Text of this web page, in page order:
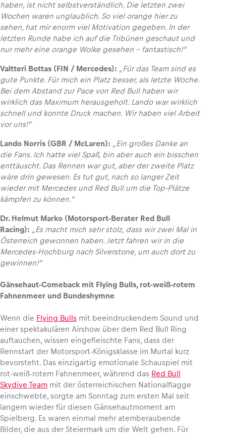
haben, ist nicht selbstverständlich. Die letzten zwei
Wochen waren unglaublich. So viel orange hier zu
sehen, hat mir enorm viel Motivation gegeben. In der
letzten Runde habe ich auf die Tribünen geschaut und
nur mehr eine orange Wolke gesehen – fantastisch!“
Valtteri Bottas (FIN / Mercedes): „Für das Team sind es
gute Punkte. Für mich ein Platz besser, als letzte Woche.
Bei dem Abstand zur Pace von Red Bull haben wir
wirklich das Maximum herausgeholt. Lando war wirklich
schnell und konnte Druck machen. Wir haben viel Arbeit
vor uns!“
Lando Norris (GBR / McLaren): „Ein großes Danke an
die Fans. Ich hatte viel Spaß, bin aber auch ein bisschen
enttäuscht. Das Rennen war gut, aber der zweite Platz
wäre drin gewesen. Es tut gut, nach so langer Zeit
wieder mit Mercedes und Red Bull um die Top-Plätze
kämpfen zu können.“
Dr. Helmut Marko (Motorsport-Berater Red Bull
Racing): „Es macht mich sehr stolz, dass wir zwei Mal in
Österreich gewonnen haben. Jetzt fahren wir in die
Mercedes-Hochburg nach Silverstone, um auch dort zu
gewinnen!“
Gänsehaut-Comeback mit Flying Bulls, rot-weiß-rotem
Fahnenmeer und Bundeshymne
Wenn die Flying Bulls mit beeindruckendem Sound und
einer spektakulären Airshow über dem Red Bull Ring
auftauchen, wissen eingefleischte Fans, dass der
Rennstart der Motorsport-Königsklasse im Murtal kurz
bevorsteht. Das einzigartig emotionale Schauspiel mit
rot-weiß-rotem Fahnenmeer, während das Red Bull
Skydive Team mit der österreichischen Nationalflagge
einschwebte, sorgte am Sonntag zum ersten Mal seit
langem wieder für diesen Gänsehautmoment am
Spielberg. Es waren einmal mehr atemberaubende
Bilder, die aus der Steiermark um die Welt gehen. Für